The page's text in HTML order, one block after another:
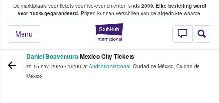
De marktplaats voor tickets voor live-evenementen sinds 2009. Elke bestelling wordt
voor 100% gegarandeerd.Prijzen kunnen verschillen van de afgedrukte waarde.
StubHub: waar
Menu
tickets kopen en verkopen
Daniel BoaventuraMexico City Tickets
zo 15 nov. 2026 • 19:00 at Auditorio Nacional, Ciudad de México, Ciudad de
México